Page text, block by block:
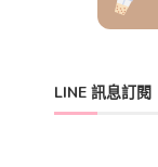
LINE 訊息訂閱